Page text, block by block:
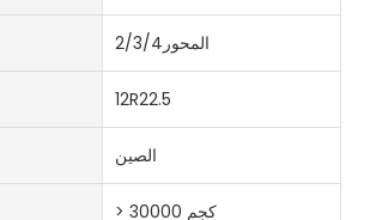
المحور2/3/4
12R22.5
الصين
> 30000 كجم